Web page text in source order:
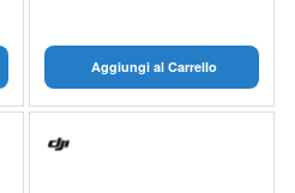
Aggiungi al Carrello